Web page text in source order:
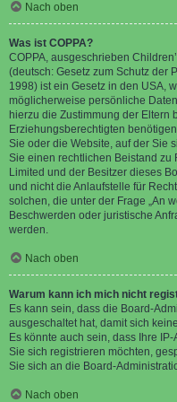
Nach oben
Was ist COPPA?
COPPA, ausgeschrieben
(deutsch: Gesetz zum Schutz der
1998) ist ein Gesetz in den USA,
möglicherweise persönliche
hierzu die Zustimmung der Eltern
Erziehungsberechtigten
Sie oder die Website, auf der Sie
Sie einen rechtlichen Beistand zu
Limited und der Besitzer dieses
und nicht die Anlaufstelle für
solchen, die unter der Frage „An
Beschwerden oder juristische
werden.
Nach oben
Warum kann ich mich nicht
Es kann sein, dass die Board-
ausgeschaltet hat, damit sich
Es könnte auch sein, dass Ihre
Sie sich registrieren möchten,
Sie sich an die Board-
Nach oben